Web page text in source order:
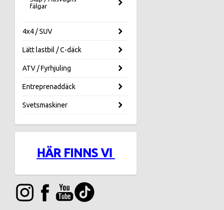
fälgar
4x4 / SUV
Lätt lastbil / C-däck
ATV / Fyrhjuling
Entreprenaddäck
Svetsmaskiner
HÄR FINNS VI